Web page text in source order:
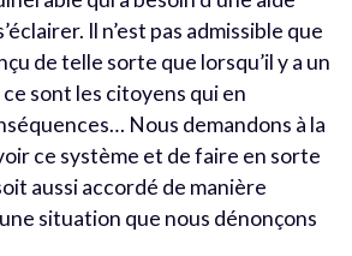
Il n’est pas admissible que
de telle sorte que lorsqu’il y a un
sont les citoyens qui en
Nous demandons à la
ce système et de faire en sorte
aussi accordé de manière
situation que nous dénonçons